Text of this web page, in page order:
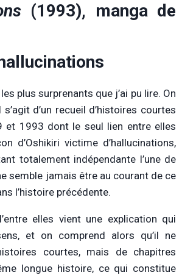
(1993), manga de
plus surprenants que j’ai pu lire. On
s’agit d’un recueil d’histoires courtes
et 1993 dont le seul lien entre elles
d’Oshikiri victime d’hallucinations,
totalement indépendante l’une de
semble jamais être au courant de ce
l’histoire précédente.
elles vient une explication qui
et on comprend alors qu’il ne
courtes, mais de chapitres
longue histoire, ce qui constitue